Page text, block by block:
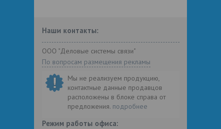
Наши контакты:
ООО "Деловые системы связи"
По вопросам размещения рекламы
Мы не реализуем продукцию,
контактные данные продавцов
расположены в блоке справа от
предложения. подробнее
Режим работы офиса: